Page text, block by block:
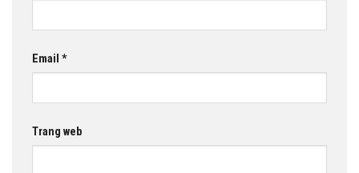
Email *
Trang web